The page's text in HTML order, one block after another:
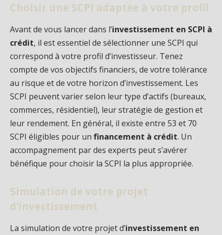
Choisir une SCPI adaptée à votre profil
Avant de vous lancer dans l’investissement en SCPI à
crédit, il est essentiel de sélectionner une SCPI qui
correspond à votre profil d’investisseur. Tenez
compte de vos objectifs financiers, de votre tolérance
au risque et de votre horizon d’investissement. Les
SCPI peuvent varier selon leur type d’actifs (bureaux,
commerces, résidentiel), leur stratégie de gestion et
leur rendement. En général, il existe entre 53 et 70
SCPI éligibles pour un financement à crédit. Un
accompagnement par des experts peut s’avérer
bénéfique pour choisir la SCPI la plus appropriée.
Simulation de votre projet
d’investissement
La simulation de votre projet d’investissement en